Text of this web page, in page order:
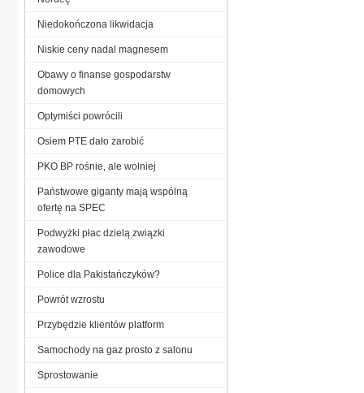
Niedokończona likwidacja
Niskie ceny nadal magnesem
Obawy o finanse gospodarstw
domowych
Optymiści powrócili
Osiem PTE dało zarobić
PKO BP rośnie, ale wolniej
Państwowe giganty mają wspólną
ofertę na SPEC
Podwyżki płac dzielą związki
zawodowe
Police dla Pakistańczyków?
Powrót wzrostu
Przybędzie klientów platform
Samochody na gaz prosto z salonu
Sprostowanie